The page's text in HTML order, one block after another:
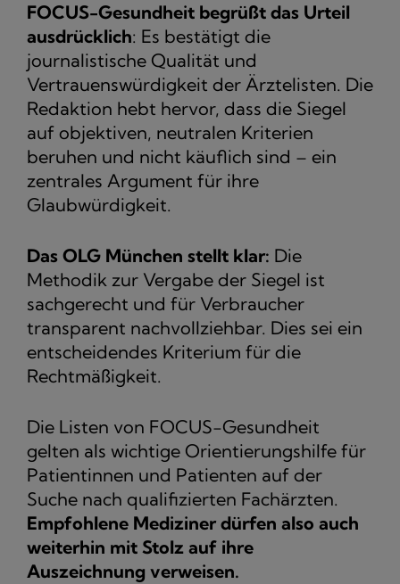
FOCUS-Gesundheit begrüßt das Urteil
ausdrücklich: Es bestätigt die
journalistische Qualität und
Vertrauenswürdigkeit der Ärztelisten. Die
Redaktion hebt hervor, dass die Siegel
auf objektiven, neutralen Kriterien
beruhen und nicht käuflich sind – ein
zentrales Argument für ihre
Glaubwürdigkeit.
Das OLG München stellt klar: Die
Methodik zur Vergabe der Siegel ist
sachgerecht und für Verbraucher
transparent nachvollziehbar. Dies sei ein
entscheidendes Kriterium für die
Rechtmäßigkeit.
Die Listen von FOCUS-Gesundheit
gelten als wichtige Orientierungshilfe für
Patientinnen und Patienten auf der
Suche nach qualifizierten Fachärzten.
Empfohlene Mediziner dürfen also auch
weiterhin mit Stolz auf ihre
Auszeichnung verweisen.